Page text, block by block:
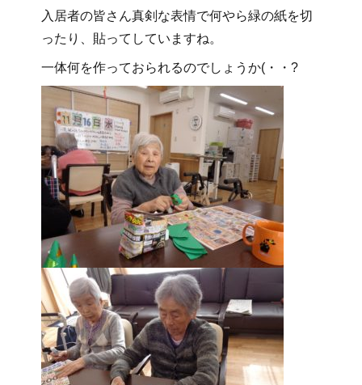
入居者の皆さん真剣な表情で何やら緑の紙を切
ったり、貼ってしていますね。
一体何を作っておられるのでしょうか(・・?